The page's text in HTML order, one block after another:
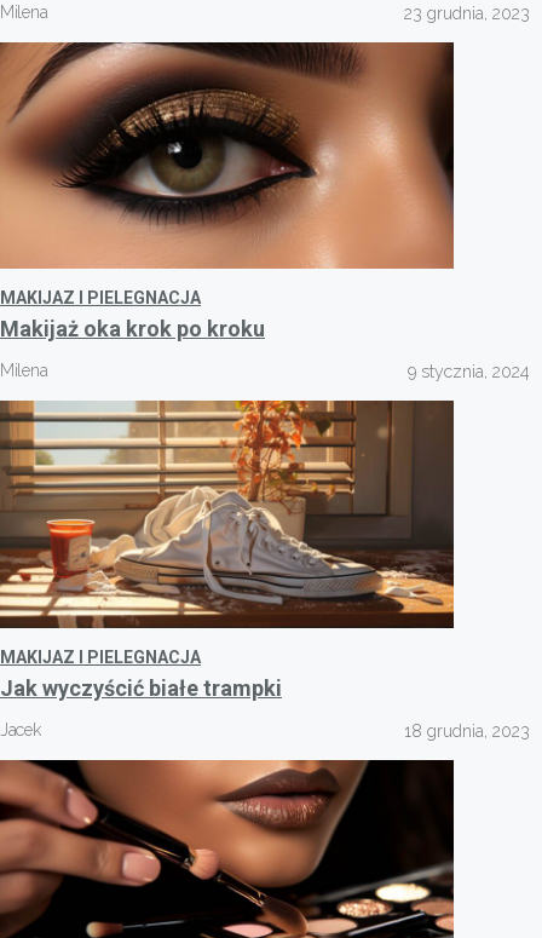
Milena 23 grudnia, 2023
MAKIJAZ I PIELEGNACJA
Makijaż oka krok po kroku
Milena 9 stycznia, 2024
MAKIJAZ I PIELEGNACJA
Jak wyczyścić białe trampki
Jacek 18 grudnia, 2023